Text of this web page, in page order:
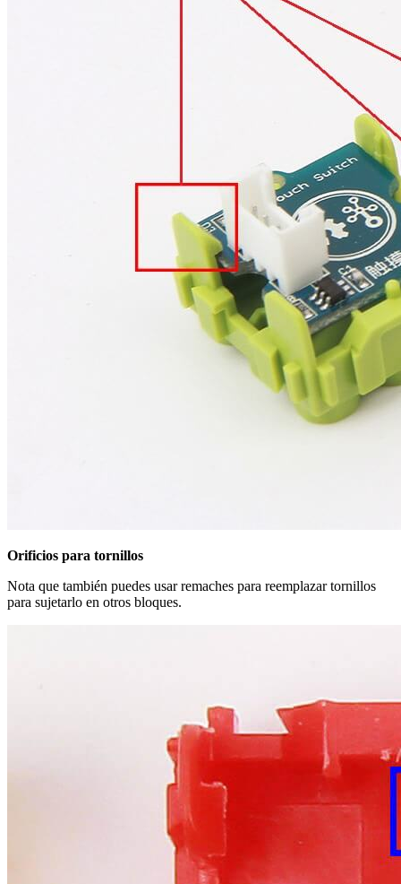
Orificios para tornillos
Nota que también puedes usar remaches para reemplazar tornillos
para sujetarlo en otros bloques.